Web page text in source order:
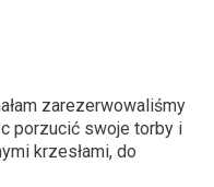
zarezerwowaliśmy
porzucić swoje torby i
krzesłami, do